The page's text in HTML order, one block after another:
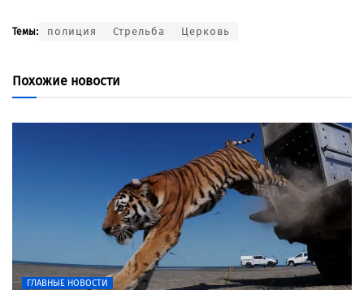
Темы: полиция Стрельба Церковь
Похожие новости
ГЛАВНЫЕ НОВОСТИ